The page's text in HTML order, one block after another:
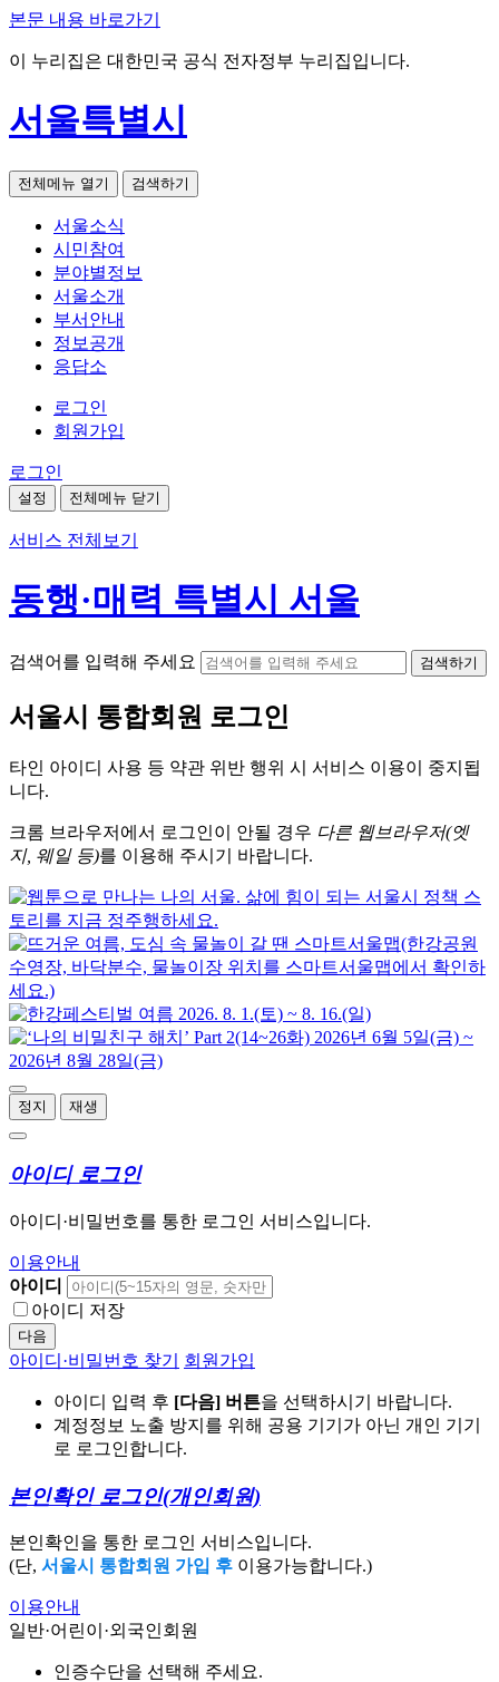
본문 내용 바로가기
이 누리집은 대한민국 공식 전자정부 누리집입니다.
서울특별시
전체메뉴 열기 검색하기
서울소식
시민참여
분야별정보
서울소개
부서안내
정보공개
응답소
로그인
회원가입
로그인
설정 전체메뉴 닫기
서비스 전체보기
동행·매력 특별시 서울
검색어를 입력해 주세요 검색하기
서울시 통합회원 로그인
타인 아이디 사용 등 약관 위반 행위 시 서비스 이용이 중지됩
니다.
크롬 브라우저에서 로그인이 안될 경우 다른 웹브라우저(엣
지, 웨일 등)를 이용해 주시기 바랍니다.
정지 재생
아이디 로그인
아이디·비밀번호를 통한 로그인 서비스입니다.
이용안내
아이디
아이디 저장
다음
아이디·비밀번호 찾기 회원가입
아이디 입력 후 [다음] 버튼을 선택하시기 바랍니다.
계정정보 노출 방지를 위해 공용 기기가 아닌 개인 기기
로 로그인합니다.
본인확인 로그인(개인회원)
본인확인을 통한 로그인 서비스입니다.
(단, 서울시 통합회원 가입 후 이용가능합니다.)
이용안내
일반·어린이·외국인회원
인증수단을 선택해 주세요.